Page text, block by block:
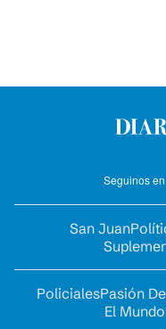
Seguinos
San Juan
PolicialesPasión
El Mundo